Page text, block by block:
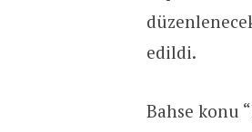
edildi.
Bahse konu